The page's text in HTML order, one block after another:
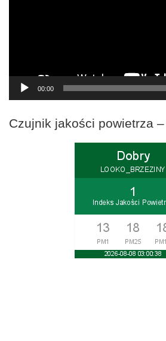
00:00
Czujnik jakości powietrza